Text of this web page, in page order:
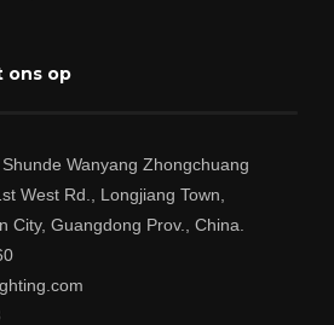
ons op
Wanyang Zhongchuang
West Rd., Longjiang Town,
City, Guangdong Prov., China.